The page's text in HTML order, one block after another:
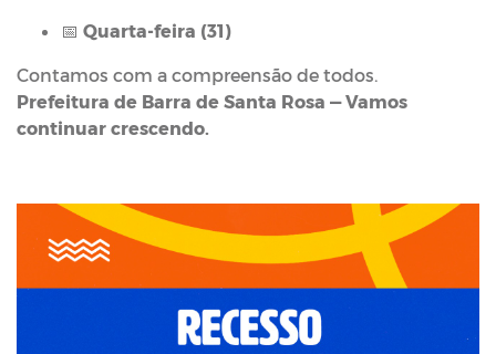
📅 Quarta-feira (31)
Contamos com a compreensão de todos.
Prefeitura de Barra de Santa Rosa — Vamos
continuar crescendo.